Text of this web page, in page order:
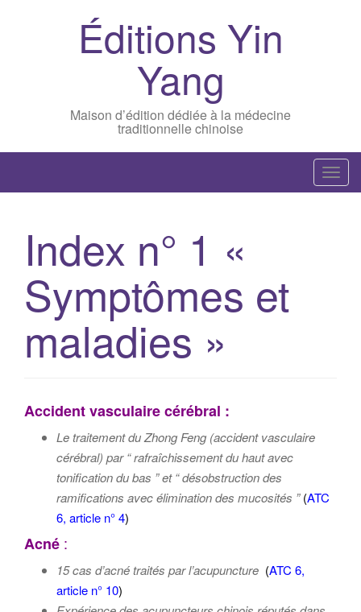
Éditions Yin
Yang
Maison d’édition dédiée à la médecine
traditionnelle chinoise
T
o
Index n° 1 «
Symptômes et
maladies »
Accident vasculaire cérébral :
Le traitement du Zhong Feng (accident vasculaire
cérébral) par “ rafraîchissement du haut avec
tonification du bas ” et “ désobstruction des
ramifications avec élimination des mucosités ”(ATC
6, article n° 4)
Acné :
15 cas d’acné traités par l’acupuncture (ATC 6,
article n° 10)